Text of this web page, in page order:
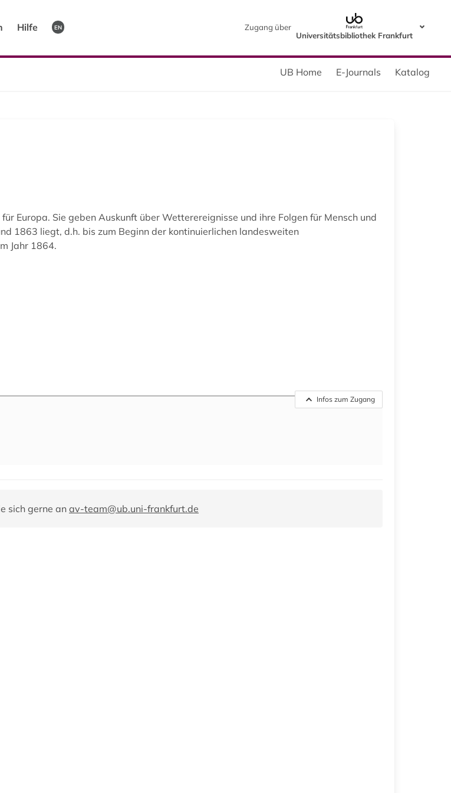
Hilfe EN
Zugang über
Universitätsbibliothek Frankfurt
UB Home E-Journals Katalog
Europa. Sie geben Auskunft über Wetterereignisse und ihre Folgen für Mensch und
1863 liegt, d.h. bis zum Beginn der kontinuierlichen landesweiten
Jahr 1864.
Infos zum Zugang
sich gerne an av-team@ub.uni-frankfurt.de